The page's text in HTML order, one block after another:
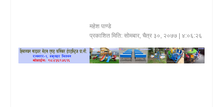
प्रदेश
महेश पाण्डे
प्रकाशित मिति: सोमबार, चैत्र ३०, २०७७ | ४:०६:२६